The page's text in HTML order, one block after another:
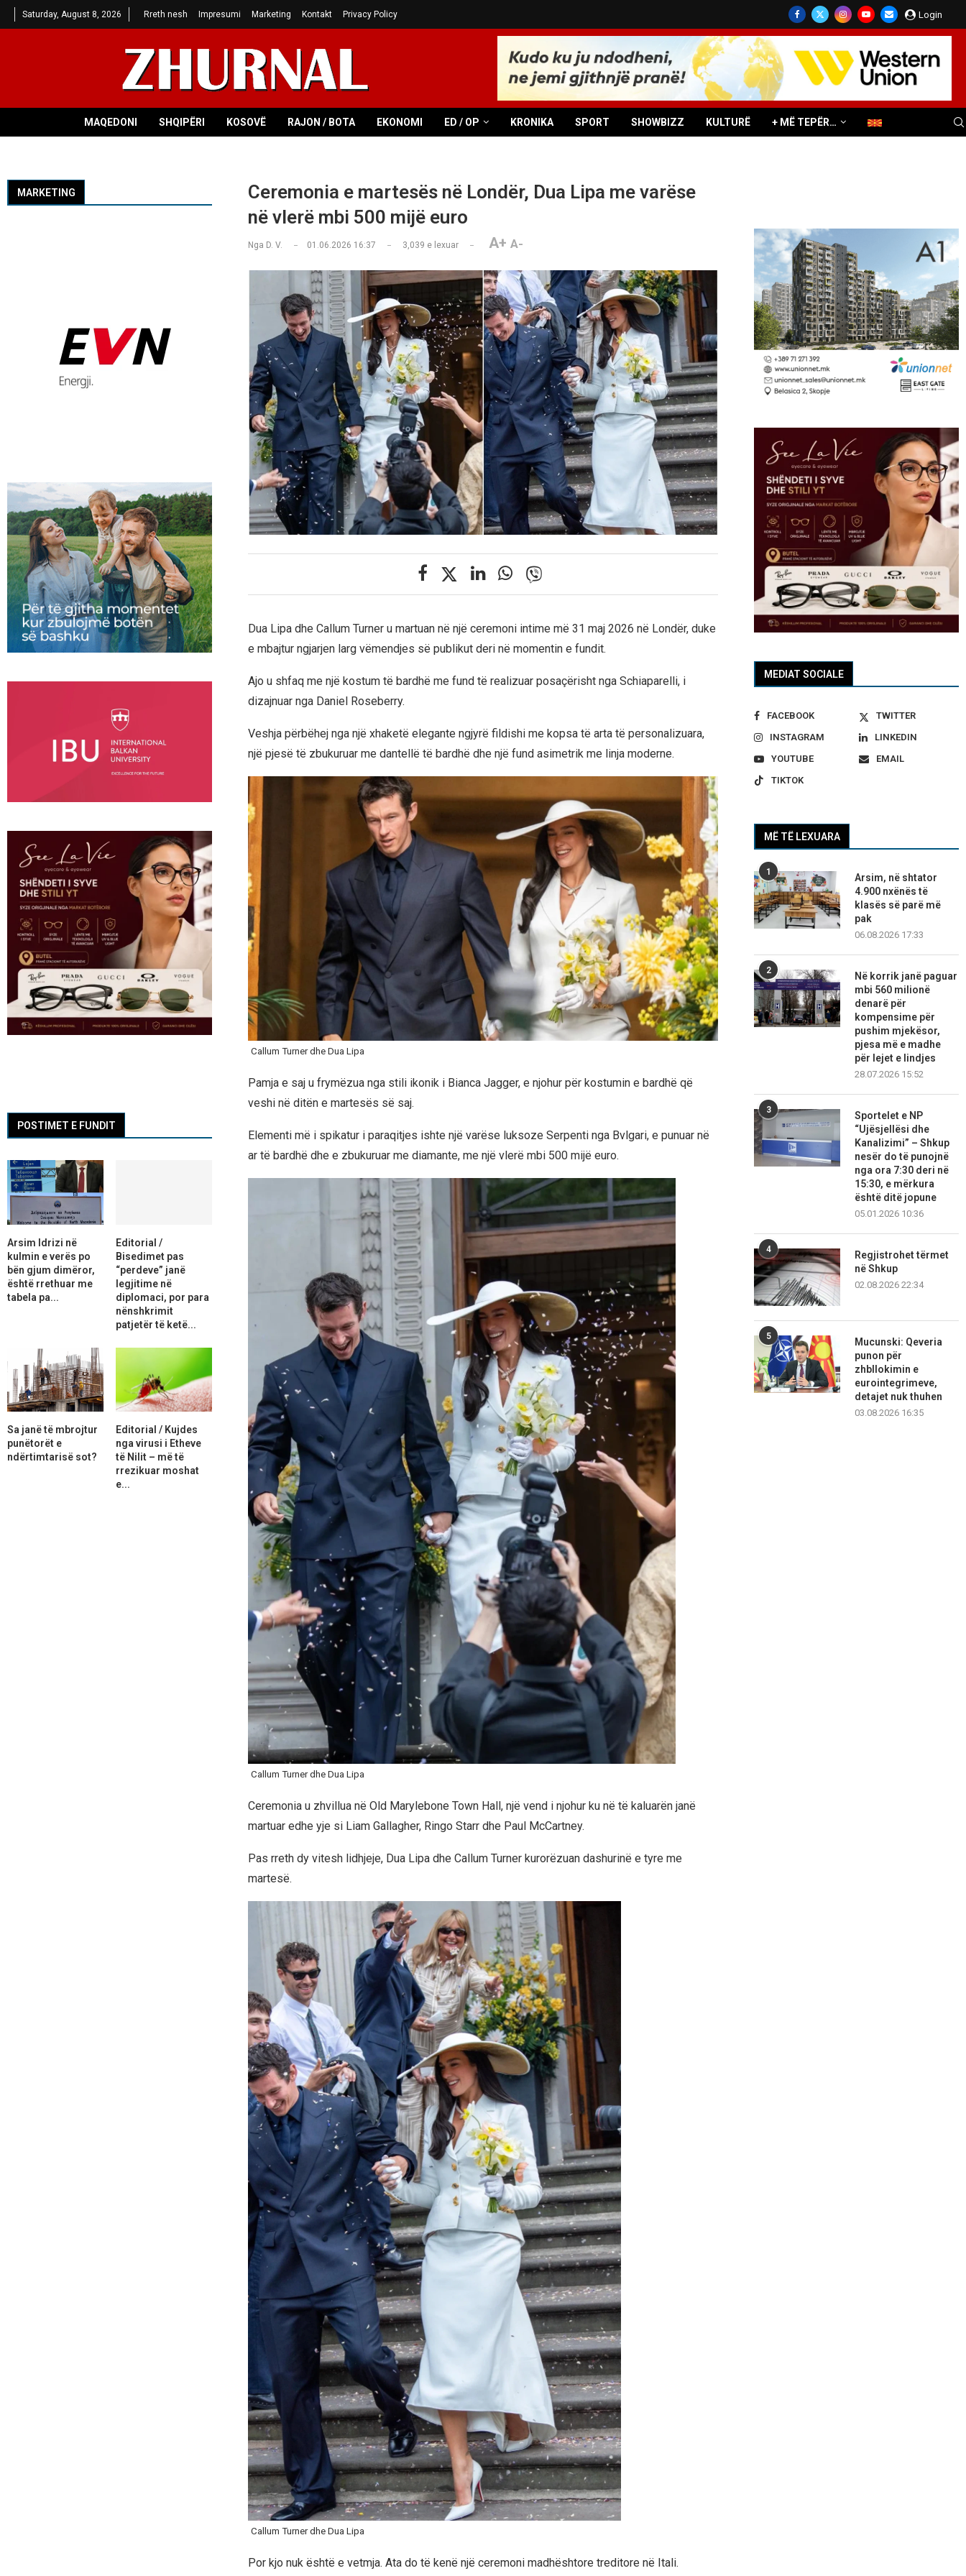
Saturday, August 8, 2026 Rreth nesh Impresumi Marketing Kontakt Privacy Policy Login
MAQEDONI SHQIPËRI KOSOVË RAJON / BOTA EKONOMI ED / OP KRONIKA SPORT SHOWBIZZ KULTURË + MË TEPËR…
Ceremonia e martesës në Londër, Dua Lipa me varëse
në vlerë mbi 500 mijë euro
Nga D. V. 01.06.2026 16:37 3,039 e lexuar A+ A-
Dua Lipa dhe Callum Turner u martuan në një ceremoni intime më 31 maj 2026 në Londër, duke
e mbajtur ngjarjen larg vëmendjes së publikut deri në momentin e fundit.
Ajo u shfaq me një kostum të bardhë me fund të realizuar posaçërisht nga Schiaparelli, i
dizajnuar nga Daniel Roseberry.
Veshja përbëhej nga një xhaketë elegante ngjyrë fildishi me kopsa të arta të personalizuara,
një pjesë të zbukuruar me dantellë të bardhë dhe një fund asimetrik me linja moderne.
Callum Turner dhe Dua Lipa
Pamja e saj u frymëzua nga stili ikonik i Bianca Jagger, e njohur për kostumin e bardhë që
veshi në ditën e martesës së saj.
Elementi më i spikatur i paraqitjes ishte një varëse luksoze Serpenti nga Bvlgari, e punuar në
ar të bardhë dhe e zbukuruar me diamante, me një vlerë mbi 500 mijë euro.
Callum Turner dhe Dua Lipa
Ceremonia u zhvillua në Old Marylebone Town Hall, një vend i njohur ku në të kaluarën janë
martuar edhe yje si Liam Gallagher, Ringo Starr dhe Paul McCartney.
Pas rreth dy vitesh lidhjeje, Dua Lipa dhe Callum Turner kurorëzuan dashurinë e tyre me
martesë.
Callum Turner dhe Dua Lipa
Por kjo nuk është e vetmja. Ata do të kenë një ceremoni madhështore treditore në Itali.
MEDIAT SOCIALE
FACEBOOK
TWITTER
INSTAGRAM
LINKEDIN
YOUTUBE
EMAIL
TIKTOK
MË TË LEXUARA
1
Arsim, në shtator
4.900 nxënës të
klasës së parë më
pak
06.08.2026 17:33
2
Në korrik janë paguar
mbi 560 milionë
denarë për
kompensime për
pushim mjekësor,
pjesa më e madhe
për lejet e lindjes
28.07.2026 15:52
3
Sportelet e NP
“Ujësjellësi dhe
Kanalizimi” – Shkup
nesër do të punojnë
nga ora 7:30 deri në
15:30, e mërkura
është ditë jopune
05.01.2026 10:36
4
Regjistrohet tërmet
në Shkup
02.08.2026 22:34
5
Mucunski: Qeveria
punon për
zhbllokimin e
eurointegrimeve,
detajet nuk thuhen
03.08.2026 16:35
MARKETING
POSTIMET E FUNDIT
Arsim Idrizi në
kulmin e verës po
bën gjum dimëror,
është rrethuar me
tabela pa...
Editorial /
Bisedimet pas
“perdeve” janë
legjitime në
diplomaci, por para
nënshkrimit
patjetër të ketë...
Sa janë të mbrojtur
punëtorët e
ndërtimtarisë sot?
Editorial / Kujdes
nga virusi i Etheve
të Nilit – më të
rrezikuar moshat
e...